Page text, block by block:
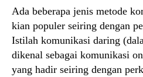
Ada beberapa jenis metode
kian populer seiring dengan
Istilah komunikasi daring
dikenal sebagai komunikasi
yang hadir seiring dengan